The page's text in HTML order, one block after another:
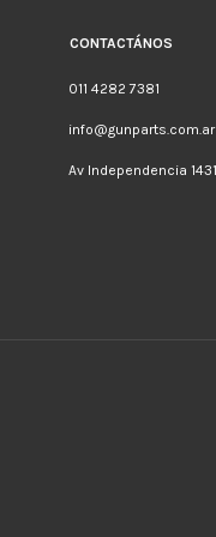
CONTACTÁNOS
011 4282 7381
info@gunparts.com.ar
Av Independencia